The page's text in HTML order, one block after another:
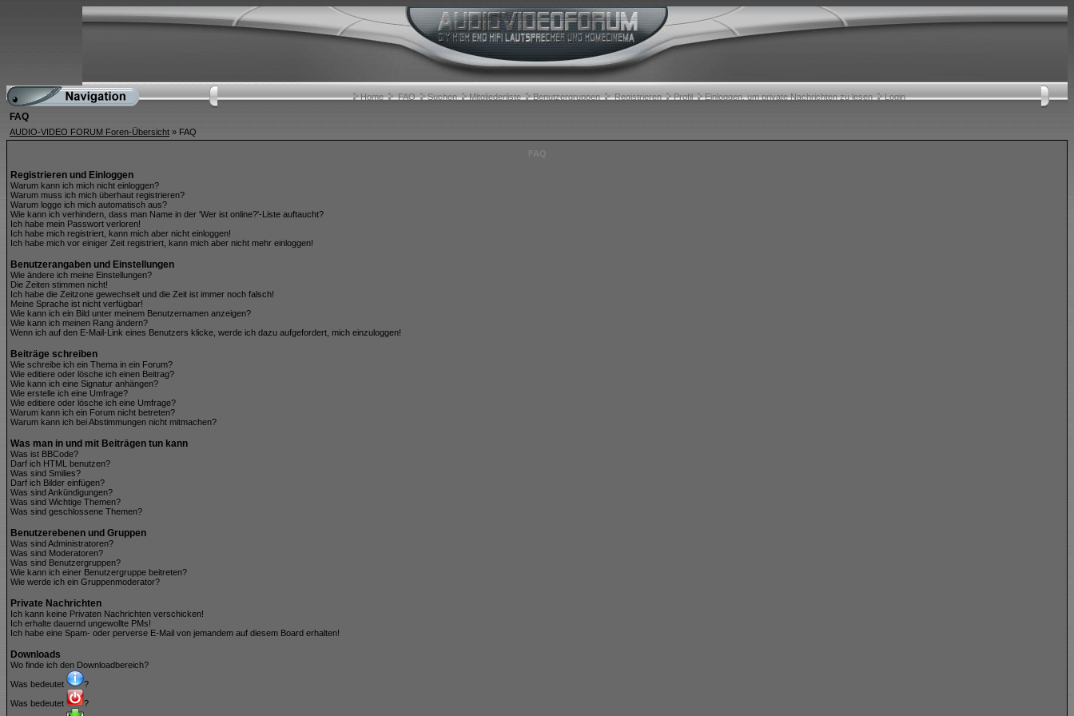
Home FAQ Suchen Mitgliederliste Benutzergruppen Registrieren Profil Einloggen, um private Nachrichten zu lesen Login
FAQ
AUDIO-VIDEO FORUM Foren-Übersicht » FAQ
Registrieren und Einloggen
Warum kann ich mich nicht einloggen?
Warum muss ich mich überhaut registrieren?
Warum logge ich mich automatisch aus?
Wie kann ich verhindern, dass man Name in der 'Wer ist online?'-Liste auftaucht?
Ich habe mein Passwort verloren!
Ich habe mich registriert, kann mich aber nicht einloggen!
Ich habe mich vor einiger Zeit registriert, kann mich aber nicht mehr einloggen!
Benutzerangaben und Einstellungen
Wie ändere ich meine Einstellungen?
Die Zeiten stimmen nicht!
Ich habe die Zeitzone gewechselt und die Zeit ist immer noch falsch!
Meine Sprache ist nicht verfügbar!
Wie kann ich ein Bild unter meinem Benutzernamen anzeigen?
Wie kann ich meinen Rang ändern?
Wenn ich auf den E-Mail-Link eines Benutzers klicke, werde ich dazu aufgefordert, mich einzuloggen!
Beiträge schreiben
Wie schreibe ich ein Thema in ein Forum?
Wie editiere oder lösche ich einen Beitrag?
Wie kann ich eine Signatur anhängen?
Wie erstelle ich eine Umfrage?
Wie editiere oder lösche ich eine Umfrage?
Warum kann ich ein Forum nicht betreten?
Warum kann ich bei Abstimmungen nicht mitmachen?
Was man in und mit Beiträgen tun kann
Was ist BBCode?
Darf ich HTML benutzen?
Was sind Smilies?
Darf ich Bilder einfügen?
Was sind Ankündigungen?
Was sind Wichtige Themen?
Was sind geschlossene Themen?
Benutzerebenen und Gruppen
Was sind Administratoren?
Was sind Moderatoren?
Was sind Benutzergruppen?
Wie kann ich einer Benutzergruppe beitreten?
Wie werde ich ein Gruppenmoderator?
Private Nachrichten
Ich kann keine Privaten Nachrichten verschicken!
Ich erhalte dauernd ungewollte PMs!
Ich habe eine Spam- oder perverse E-Mail von jemandem auf diesem Board erhalten!
Downloads
Wo finde ich den Downloadbereich?
Was bedeutet
?
Was bedeutet
?